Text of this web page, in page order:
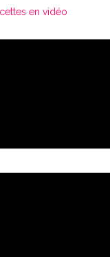
en vidéo